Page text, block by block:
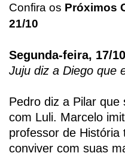
Confira os Próximos
21/10
Segunda-feira, 17/
Juju diz a Diego que
Pedro diz a Pilar
com Luli. Marcelo
professor de
conviver com suas